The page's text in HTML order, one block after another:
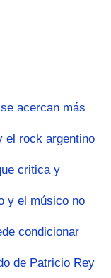
acercan más
el rock argentino
critica y
y el músico no
condicionar
de Patricio Rey